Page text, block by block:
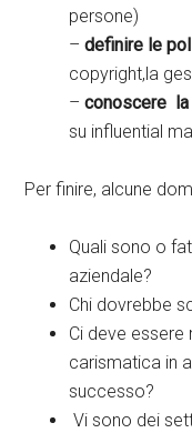
persone)
–definire le
copyright,la
–conoscere la
su influential
Per finire, alcune
Quali sono o
aziendale?
Chi dovrebbe
Ci deve essere
carismatica in
successo?
Vi sono dei